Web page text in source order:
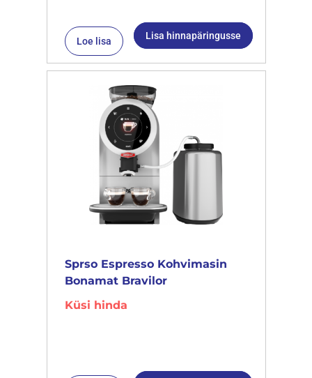
Loe lisa Lisa hinnapäringusse
Sprso Espresso Kohvimasin
Bonamat Bravilor
Küsi hinda